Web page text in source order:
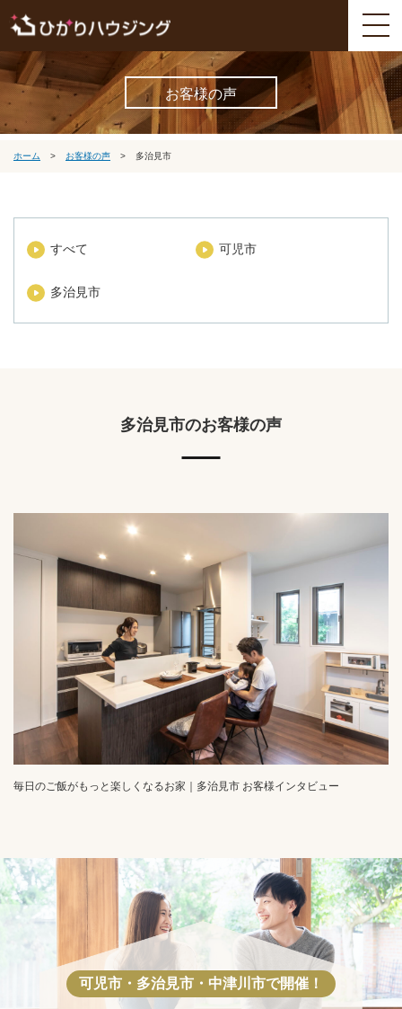
お客様の声
ホーム > お客様の声 > 多治見市
すべて 可児市
多治見市
多治見市のお客様の声
毎日のご飯がもっと楽しくなるお家｜多治見市 お客様インタビュー